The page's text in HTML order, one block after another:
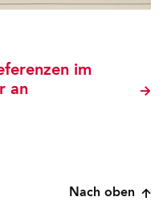
im
an
Nach oben